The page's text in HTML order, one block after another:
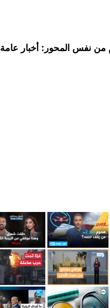
من نفس المحور: أخبار عامة